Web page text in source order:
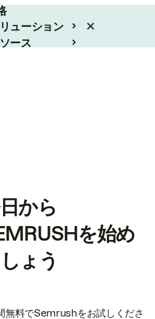
ューション
ース
から
を始め
ょう
無料でSemrushをお試しくださ